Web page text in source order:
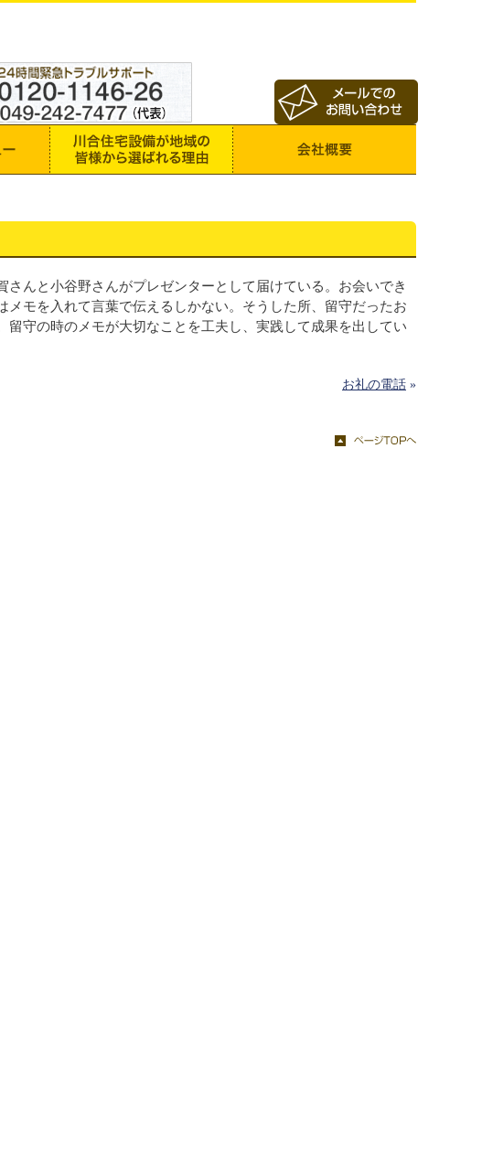
んと小谷野さんがプレゼンターとして届けている。お会いでき
モを入れて言葉で伝えるしかない。そうした所、留守だったお
守の時のメモが大切なことを工夫し、実践して成果を出してい
お礼の電話 »